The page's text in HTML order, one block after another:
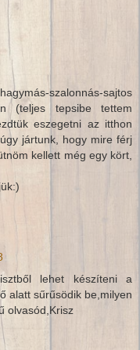
szalonnás-sajtos
(teljes tepsibe tettem
eszegetni az itthon
jártunk, hogy mire férj
kellett még egy kört,
lehet készíteni a
alatt sűrűsödik be,milyen
olvasód,Krisz